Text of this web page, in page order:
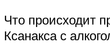
Что происходит
Ксанакса с